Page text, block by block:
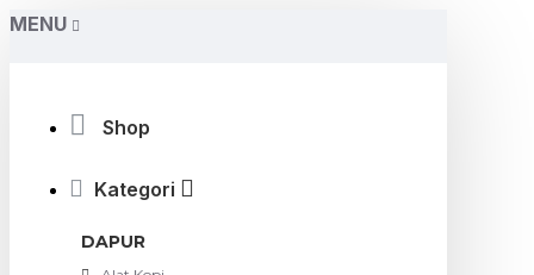
MENU
Shop
Kategori
DAPUR